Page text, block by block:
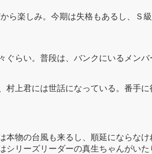
ら楽しみ。今期は失格もあるし、Ｓ
らい。普段は、バンクにいるメン
上君には世話になっている。番手
本物の台風も来るし、順延にならな
リーズリーダーの真生ちゃんがい